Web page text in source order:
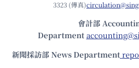
3323 (傳真)
會計部
Department
新聞採訪部 News Department